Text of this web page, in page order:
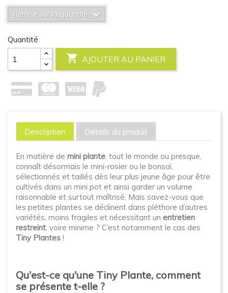
Remise sur la quantité
Quantité
 AJOUTER AU PANIER
Description Détails du produit
En matière de mini plante, tout le monde ou presque,
connaît désormais le mini-rosier ou le bonsaï,
sélectionnés et taillés dès leur plus jeune âge pour être
cultivés dans un mini pot et ainsi garder un volume
raisonnable et surtout maîtrisé. Mais savez-vous que
les petites plantes se déclinent dans pléthore d’autres
variétés, moins fragiles et nécessitant un entretien
restreint, voire minime ? C’est notamment le cas des
Tiny Plantes !
Qu'est-ce qu'une Tiny Plante, comment
se présente t-elle ?